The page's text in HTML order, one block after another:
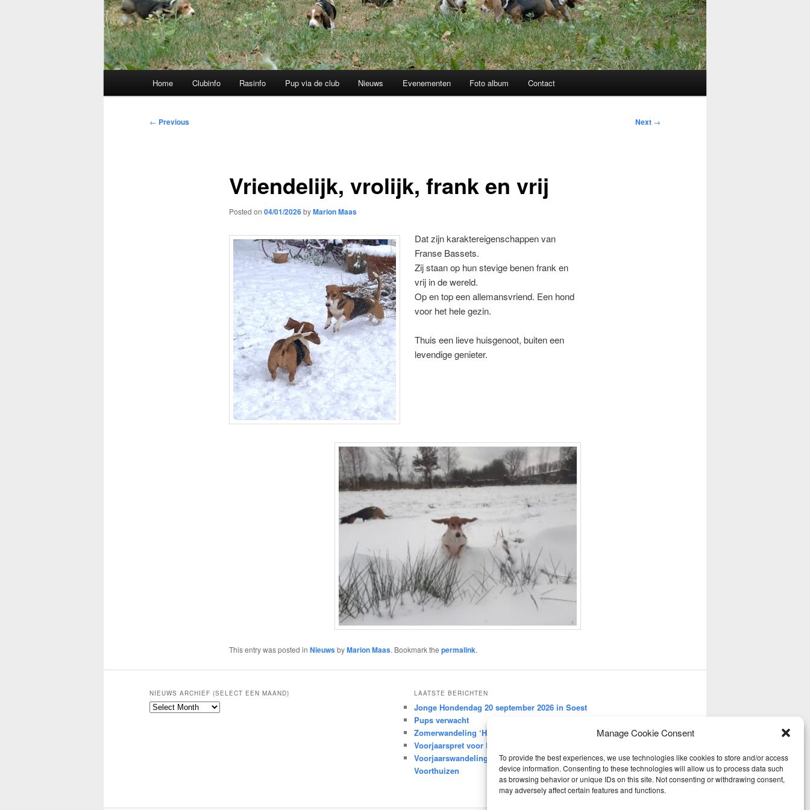
Manage Cookie Consent
To provide the best experiences, we use technologies like cookies to store and/or access
device information. Consenting to these technologies will allow us to process data such
as browsing behavior or unique IDs on this site. Not consenting or withdrawing consent,
may adversely affect certain features and functions.
Home Clubinfo Rasinfo Pup via de club Nieuws Evenementen Foto album Contact
Post
← Previous Next →
Vriendelijk, vrolijk, frank en vrij
Posted on 04/01/2026byMarion Maas
Dat zijn karaktereigenschappen van
Franse Bassets.
Zij staan op hun stevige benen frank en
vrij in de wereld.
Op en top een allemansvriend. Een hond
voor het hele gezin.
Thuis een lieve huisgenoot, buiten een
levendige genieter.
This entry was posted in NieuwsbyMarion Maas. Bookmark the permalink.
NIEUWS ARCHIEF (SELECT EEN MAAND)
Nieuws
LAATSTE BERICHTEN
Jonge Hondendag 20 september 2026 in Soest
Pups verwacht
Zomerwandeling ‘Het Leesten’ 14 juni 2026
Voorjaarspret voor Baas en Basset in Voorthuizen
Voorjaarswandeling zondag 22 maart 2026 Wilbrinkbos
Voorthuizen